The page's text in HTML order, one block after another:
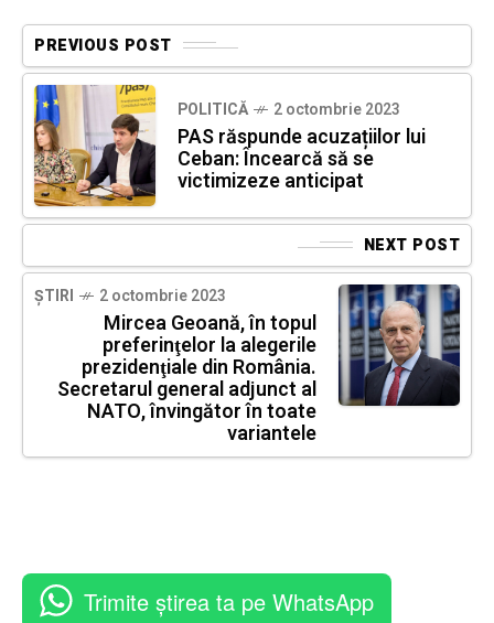
PREVIOUS POST
POLITICĂ 2 octombrie 2023
PAS răspunde acuzațiilor lui
Ceban: Încearcă să se
victimizeze anticipat
NEXT POST
ȘTIRI 2 octombrie 2023
Mircea Geoană, în topul
preferinţelor la alegerile
prezidenţiale din România.
Secretarul general adjunct al
NATO, învingător în toate
variantele
Trimite știrea ta pe WhatsApp